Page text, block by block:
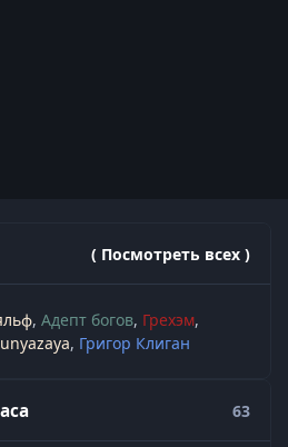
( Посмотреть всех )
Адепт богов Грехэм
Григор Клиган
63